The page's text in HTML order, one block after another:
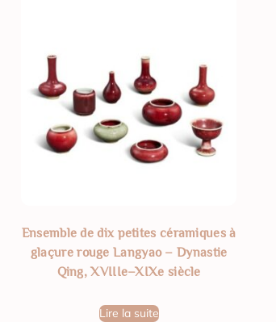
Ensemble de dix petites céramiques à
glaçure rouge Langyao – Dynastie
Qing, XVIIIe–XIXe siècle
Lire la suite